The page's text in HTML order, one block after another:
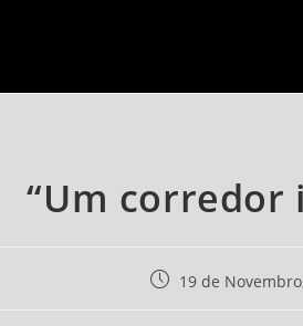
“Um corredor
Post 19 de